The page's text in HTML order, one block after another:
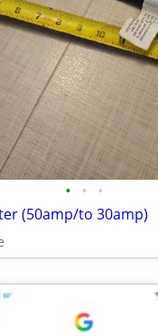
• • •
(50amp/to 30amp)